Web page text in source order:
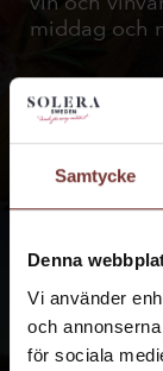
Samtycke
Denna
Vi använder
och
för sociala
middag och
» Lär dig